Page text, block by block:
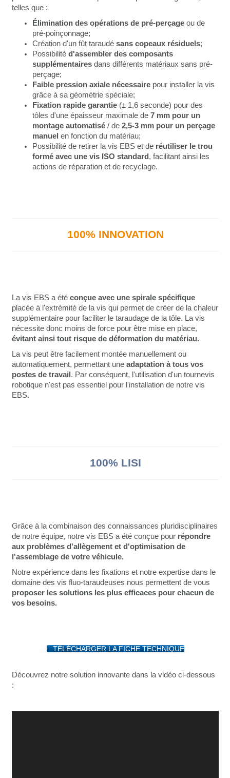
telles que :
Élimination des opérations de pré-perçage ou de
pré-poinçonnage;
Création d'un fût taraudé sans copeaux résiduels;
Possibilité d'assembler des composants
supplémentaires dans différents matériaux sans pré-
perçage;
Faible pression axiale nécessaire pour installer la vis
grâce à sa géométrie spéciale;
Fixation rapide garantie (± 1,6 seconde) pour des
tôles d'une épaisseur maximale de 7 mm pour un
montage automatisé / de 2,5-3 mm pour un perçage
manuel en fonction du matériau;
Possibilité de retirer la vis EBS et de réutiliser le trou
formé avec une vis ISO standard , facilitant ainsi les
actions de réparation et de recyclage.
100% INNOVATION
La vis EBS a été conçue avec une spirale spécifique
placée à l'extrémité de la vis qui permet de créer de la chaleur
supplémentaire pour faciliter le taraudage de la tôle. La vis
nécessite donc moins de force pour être mise en place,
évitant ainsi tout risque de déformation du matériau.
La vis peut être facilement montée manuellement ou
automatiquement, permettant une adaptation à tous vos
postes de travail . Par conséquent, l'utilisation d'un tournevis
robotique n'est pas essentiel pour l'installation de notre vis
EBS.
100% LISI
Grâce à la combinaison des connaissances pluridisciplinaires
de notre équipe, notre vis EBS a été conçue pour répondre
aux problèmes d'allègement et d'optimisation de
l'assemblage de votre véhicule.
Notre expérience dans les fixations et notre expertise dans le
domaine des vis fluo-taraudeuses nous permettent de vous
proposer les solutions les plus efficaces pour chacun de
vos besoins.
TÉLÉCHARGER LA FICHE TECHNIQUE
Découvrez notre solution innovante dans la vidéo ci-dessous
: